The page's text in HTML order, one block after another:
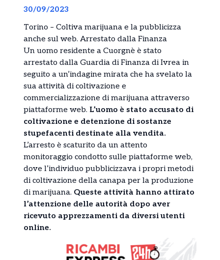
30/09/2023
Torino – Coltiva marijuana e la pubblicizza
anche sul web. Arrestato dalla Finanza
Un uomo residente a Cuorgnè è stato
arrestato dalla Guardia di Finanza di Ivrea in
seguito a un’indagine mirata che ha svelato la
sua attività di coltivazione e
commercializzazione di marijuana attraverso
piattaforme web. L’uomo è stato accusato di
coltivazione e detenzione di sostanze
stupefacenti destinate alla vendita.
L’arresto è scaturito da un attento
monitoraggio condotto sulle piattaforme web,
dove l’individuo pubblicizzava i propri metodi
di coltivazione della canapa per la produzione
di marijuana. Queste attività hanno attirato
l’attenzione delle autorità dopo aver
ricevuto apprezzamenti da diversi utenti
online.